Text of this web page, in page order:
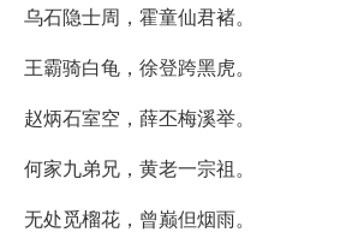
乌石隐士周，霍童仙君褚。
王霸骑白龟，徐登跨黑虎。
赵炳石室空，薛丕梅溪举。
何家九弟兄，黄老一宗祖。
无处觅榴花，曾巅但烟雨。